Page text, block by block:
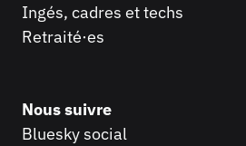
Ingés, cadres et techs
Retraité·es
Nous suivre
Bluesky social